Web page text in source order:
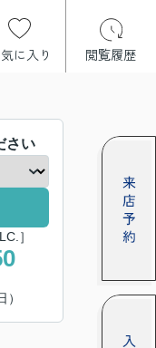
に入り 閲覧履歴
さい
］